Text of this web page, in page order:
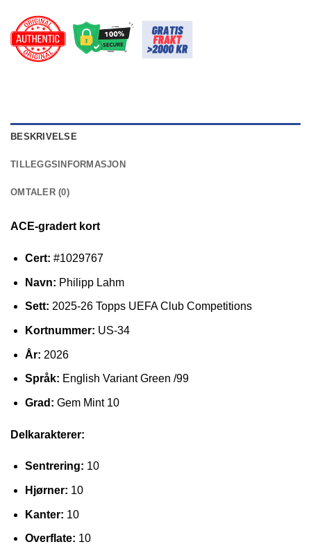
BESKRIVELSE
TILLEGGSINFORMASJON
OMTALER (0)
ACE-gradert kort
Cert: #1029767
Navn: Philipp Lahm
Sett: 2025-26 Topps UEFA Club Competitions
Kortnummer: US-34
År: 2026
Språk: English Variant Green /99
Grad: Gem Mint 10
Delkarakterer:
Sentrering: 10
Hjørner: 10
Kanter: 10
Overflate: 10